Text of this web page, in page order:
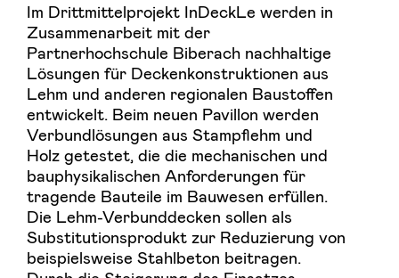
Im Drittmittelprojekt InDeckLe werden in
Zusammenarbeit mit der
Partnerhochschule Biberach nachhaltige
Lösungen für Deckenkonstruktionen aus
Lehm und anderen regionalen Baustoffen
entwickelt. Beim neuen Pavillon werden
Verbundlösungen aus Stampflehm und
Holz getestet, die die mechanischen und
bauphysikalischen Anforderungen für
tragende Bauteile im Bauwesen erfüllen.
Die Lehm-Verbunddecken sollen als
Substitutionsprodukt zur Reduzierung von
beispielsweise Stahlbeton beitragen.